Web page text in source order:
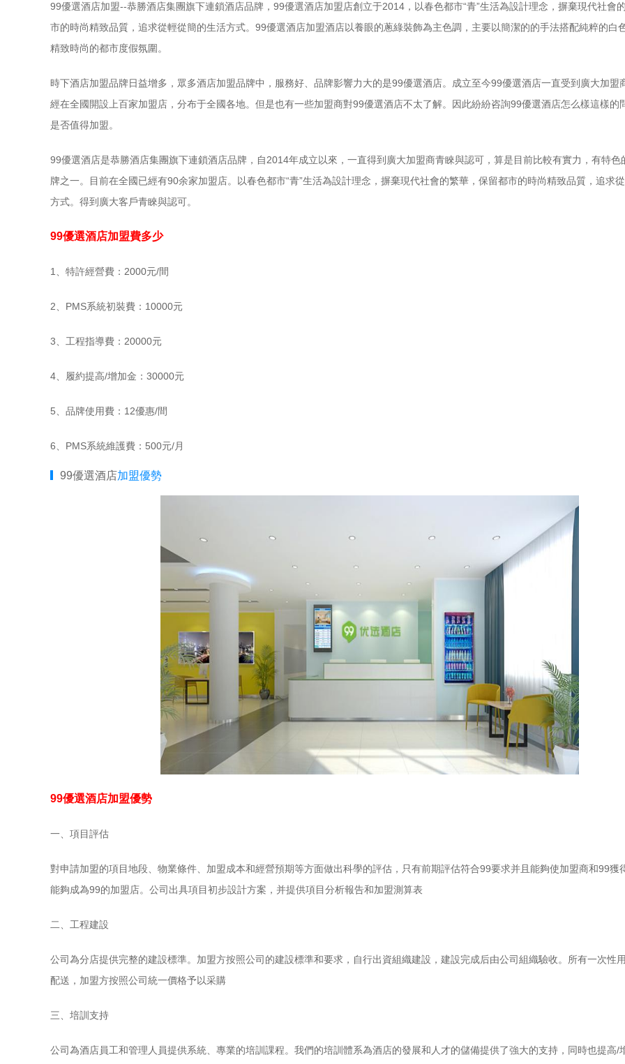
99優選酒店加盟--恭勝酒店集團旗下連鎖酒店品牌，99優選酒店加盟店創立于2014，以春色都市“青”生活為設計理念，摒棄現代社會
市的時尚精致品質，追求從輕從簡的生活方式。99優選酒店加盟酒店以養眼的蔥綠裝飾為主色調，主要以簡潔的的手法搭配純粹的白
精致時尚的都市度假氛圍。
時下酒店加盟品牌日益增多，眾多酒店加盟品牌中，服務好、品牌影響力大的是99優選酒店。成立至今99優選酒店一直受到廣大加盟
經在全國開設上百家加盟店，分布于全國各地。但是也有一些加盟商對99優選酒店不太了解。因此紛紛咨詢99優選酒店怎么樣這樣的
是否值得加盟。
99優選酒店是恭勝酒店集團旗下連鎖酒店品牌，自2014年成立以來，一直得到廣大加盟商青睞與認可，算是目前比較有實力，有特色
牌之一。目前在全國已經有90余家加盟店。以春色都市“青”生活為設計理念，摒棄現代社會的繁華，保留都市的時尚精致品質，追求
方式。得到廣大客戶青睞與認可。
99優選酒店加盟費多少
1、特許經營費：2000元/間
2、PMS系統初裝費：10000元
3、工程指導費：20000元
4、履約提高/增加金：30000元
5、品牌使用費：12優惠/間
6、PMS系統維護費：500元/月
99優選酒店加盟優勢
99優選酒店加盟優勢
一、項目評估
對申請加盟的項目地段、物業條件、加盟成本和經營預期等方面做出科學的評估，只有前期評估符合99要求并且能夠使加盟商和99獲
能夠成為99的加盟店。公司出具項目初步設計方案，并提供項目分析報告和加盟測算表
二、工程建設
公司為分店提供完整的建設標準。加盟方按照公司的建設標準和要求，自行出資組織建設，建設完成后由公司組織驗收。所有一次性
配送，加盟方按照公司統一價格予以采購
三、培訓支持
公司為酒店員工和管理人員提供系統、專業的培訓課程。我們的培訓體系為酒店的發展和人才的儲備提供了強大的支持，同時也提高/